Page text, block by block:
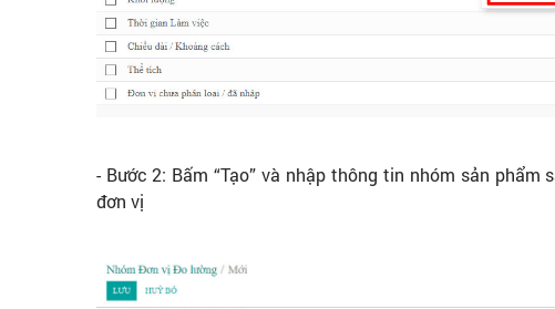
- Bước 2: Bấm “Tạo” và nhập thông tin nhóm sản phẩm
đơn vị